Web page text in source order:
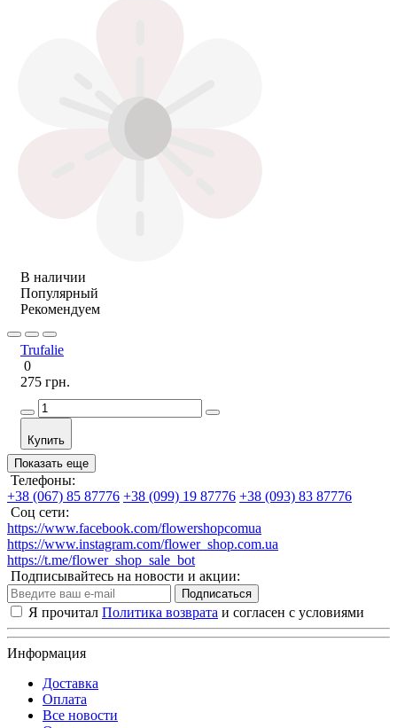
В наличии
Популярный
Рекомендуем
Trufalie
0
275 грн.
Купить
Показать еще
Телефоны:
+38 (067) 85 87776 +38 (099) 19 87776 +38 (093) 83 87776
Соц сети:
https://www.facebook.com/flowershopcomua
https://www.instagram.com/flower_shop.com.ua
https://t.me/flower_shop_sale_bot
Подписывайтесь на новости и акции:
Подписаться
Я прочитал Политика возврата и согласен с условиями
Информация
Доставка
Оплата
Все новости